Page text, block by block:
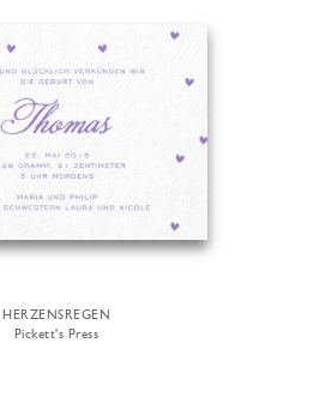
HERZENSREGEN
Pickett's Press